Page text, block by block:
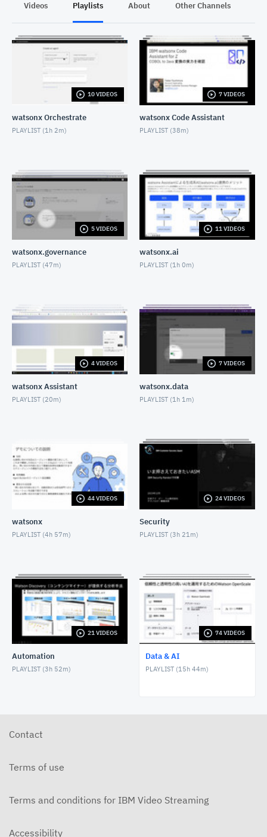
10Mbps
OCTOBER 14, 2021
WatsonStudioで簡単機械学習１（準備編）-2K
CP4D「Watson Knowledge Catalog」を利用したエ
ンタープライズ・データガバナンス (動画1：イントロ
ダクション〜ログイン/カタログの作成)
NOVEMBER 10, 2021
CP4D「Watson Knowledge Catalog」を利用したエ
ンタープライズ・データガバナンス (動画3：ガバナン
NOVEMBER 10, 2021
CP4D「Watson Knowledge Catalog」を利用したエ
ンタープライズ・データガバナンス (動画4：カタログ
の共有)
NOVEMBER 10, 2021
CP4D「Watson Knowledge Catalog」を利用したエ
ンタープライズ・データガバナンス (動画6：データの
探索)
NOVEMBER 10, 2021
CP4D 分析ダッシュボードのご紹介
使ってみよう Watson Text to Speech
NOVEMBER 26, 2021
CP4DをCLIで操作してみよう
Watson Discoveryを使ったお客様の声分析
DECEMBER 16, 2021
IBM Cloud + SPSS Modeler Flow でデータ分析をや
ってみよう！
チャットボットでDB2のマニュアルを検索してみた
Watson Queryでデータ仮想化してみよう part 2
Videos Playlists About Other Channels
10 VIDEOS
watsonx Orchestrate
PLAYLIST (1h 2m)
7 VIDEOS
watsonx Code Assistant
PLAYLIST (38m)
5 VIDEOS
watsonx.governance
PLAYLIST (47m)
11 VIDEOS
watsonx.ai
PLAYLIST (1h 0m)
4 VIDEOS
watsonx Assistant
PLAYLIST (20m)
7 VIDEOS
watsonx.data
PLAYLIST (1h 1m)
44 VIDEOS
watsonx
PLAYLIST (4h 57m)
24 VIDEOS
Security
PLAYLIST (3h 21m)
21 VIDEOS
Automation
PLAYLIST (3h 52m)
74 VIDEOS
Data & AI
PLAYLIST (15h 44m)
Contact
Terms of use
Terms and conditions for IBM Video Streaming
Accessibility